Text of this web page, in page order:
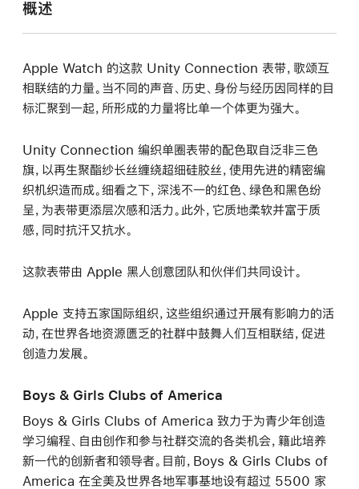
概述
Apple Watch 的这款 Unity Connection 表带，歌颂互
相联结的力量。当不同的声音、历史、身份与经历因同样的目
标汇聚到一起，所形成的力量将比单一个体更为强大。
Unity Connection 编织单圈表带的配色取自泛非三色
旗，以再生聚酯纱长丝缠绕超细硅胶丝，使用先进的精密编
织机织造而成。细看之下，深浅不一的红色、绿色和黑色纷
呈，为表带更添层次感和活力。此外，它质地柔软并富于质
感，同时抗汗又抗水。
这款表带由 Apple 黑人创意团队和伙伴们共同设计。
Apple 支持五家国际组织，这些组织通过开展有影响力的活
动，在世界各地资源匮乏的社群中鼓舞人们互相联结，促进
创造力发展。
Boys & Girls Clubs of America
Boys & Girls Clubs of America 致力于为青少年创造
学习编程、自由创作和参与社群交流的各类机会，籍此培养
新一代的创新者和领导者。目前，Boys & Girls Clubs of
America 在全美及世界各地军事基地设有超过 5500 家